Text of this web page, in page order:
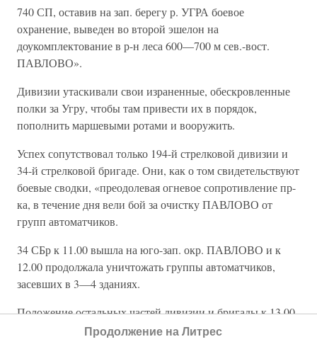
740 СП, оставив на зап. берегу р. УГРА боевое
охранение, выведен во второй эшелон на
доукомплектование в р-н леса 600—700 м сев.-вост.
ПАВЛОВО».
Дивизии утаскивали свои израненные, обескровленные
полки за Угру, чтобы там привести их в порядок,
пополнить маршевыми ротами и вооружить.
Успех сопутствовал только 194-й стрелковой дивизии и
34-й стрелковой бригаде. Они, как о том свидетельствуют
боевые сводки, «преодолевая огневое сопротивление пр-
ка, в течение дня вели бой за очистку ПАВЛОВО от
групп автоматчиков.
34 СБр к 11.00 вышла на юго-зап. окр. ПАВЛОВО и к
12.00 продолжала уничтожать группы автоматчиков,
засевших в 3—4 зданиях.
Положение остальных частей дивизии и бригады к 13.00
без изменений.Продолжение на Литрес